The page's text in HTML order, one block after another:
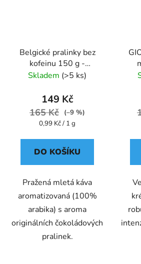
Belgické pralinky bez
kofeinu 150 g -
káva,aromatizovaná,mletá
Skladem (>5 ks)
149 Kč
165 Kč
(–9 %)
Měrná
0,99 Kč / 1 g
DO KOŠÍKU
Pražená mletá káva
aromatizovaná (100%
arabika) s aroma
originálních čokoládových
pralinek.